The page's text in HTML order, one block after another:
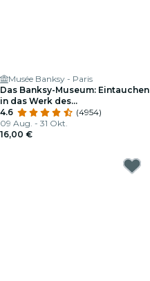
Musée Banksy - Paris
Das Banksy-Museum: Eintauchen
in das Werk des
Straßenkünstlers
4.6
(4954)
09 Aug. - 31 Okt.
16,00 €